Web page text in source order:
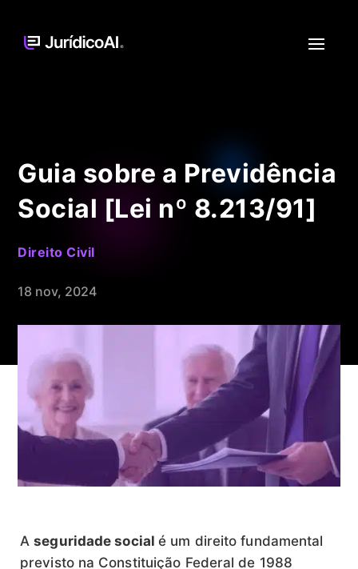
Guia sobre a Previdência
Social [Lei nº 8.213/91]
Direito Civil
18 nov, 2024
Aseguridade socialé um direito fundamental
previsto na Constituição Federal de 1988